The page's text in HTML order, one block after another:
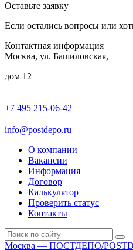
Оставьте заявку
Если остались вопросы или
Контактная информация
Москва, ул. Башиловская,
дом 12
+7 495 215-06-42
info@postdepo.ru
О компании
Вакансии
Информация
Договор
Калькулятор
Проверить статус
Контакты
Москва — ПОСТДЕПО/